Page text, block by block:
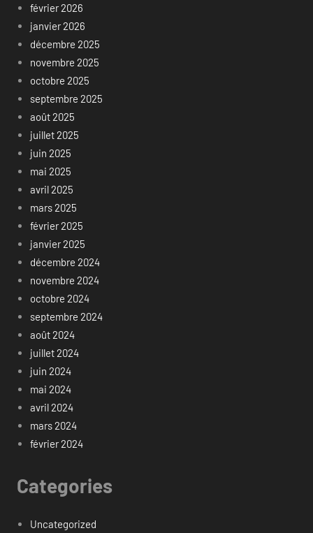
février 2026
janvier 2026
décembre 2025
novembre 2025
octobre 2025
septembre 2025
août 2025
juillet 2025
juin 2025
mai 2025
avril 2025
mars 2025
février 2025
janvier 2025
décembre 2024
novembre 2024
octobre 2024
septembre 2024
août 2024
juillet 2024
juin 2024
mai 2024
avril 2024
mars 2024
février 2024
Categories
Uncategorized